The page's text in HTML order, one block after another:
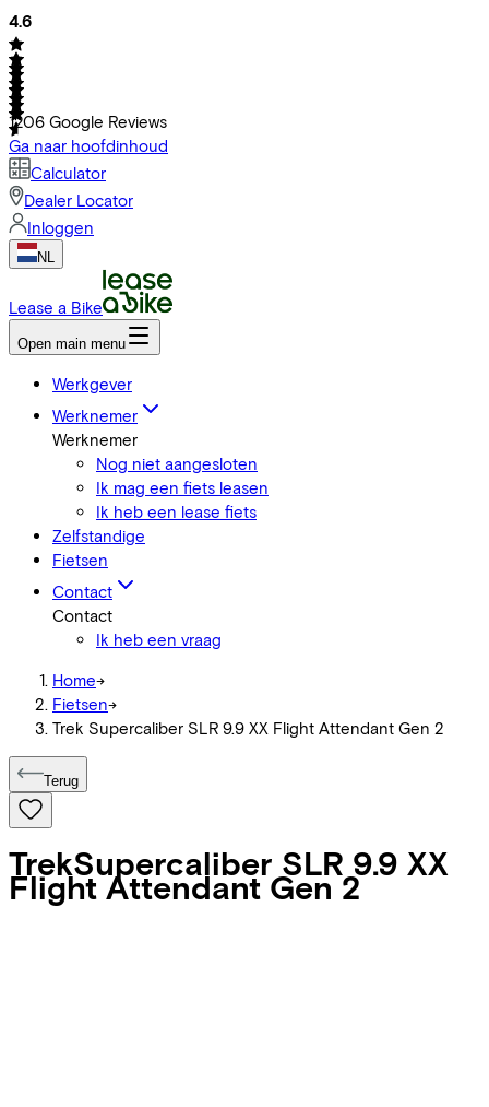
4.6
1206 Google Reviews
Ga naar hoofdinhoud
Calculator
Dealer Locator
Inloggen
NL
Lease a Bike
Open main menu
Werkgever
Werknemer
Werknemer
Nog niet aangesloten
Ik mag een fiets leasen
Ik heb een lease fiets
Zelfstandige
Fietsen
Contact
Contact
Ik heb een vraag
Home->
Fietsen->
Trek Supercaliber SLR 9.9 XX Flight Attendant Gen 2
Terug
TrekSupercaliber SLR 9.9 XX
Flight Attendant Gen 2